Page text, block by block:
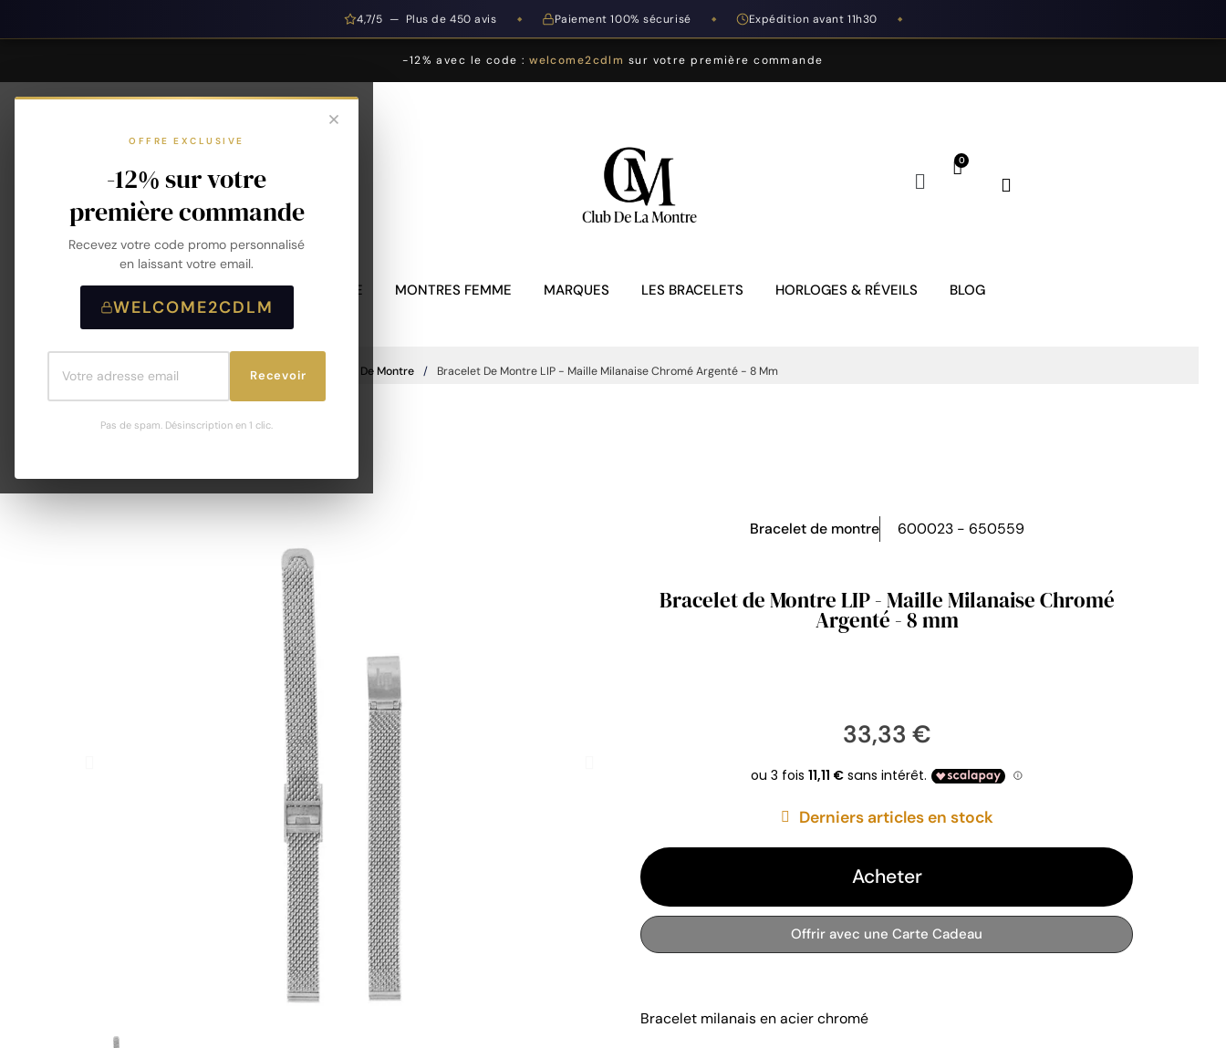
4,7/5 — Plus de 450 avis ◆ Paiement 100% sécurisé ◆ Expédition avant 11h30 ◆
-12% avec le code :welcome2cdlm sur votre première commande
OFFRE EXCLUSIVE
-12% sur votre
première commande
Recevez votre code promo personnalisé
en laissant votre email.
WELCOME2CDLM
Recevoir
Pas de spam. Désinscription en 1 clic.
MONTRES HOMME MONTRES FEMME MARQUES LES BRACELETS HORLOGES & RÉVEILS BLOG
Accueil Accessoires De Montre Bracelet De Montre Bracelet De Montre LIP - Maille Milanaise Chromé Argenté - 8 Mm
Bracelet de montre 600023 - 650559
Bracelet de Montre LIP - Maille Milanaise Chromé
Argenté - 8 mm
33,33 €
Derniers articles en stock
Acheter
Offrir avec une Carte Cadeau
Bracelet milanais en acier chromé